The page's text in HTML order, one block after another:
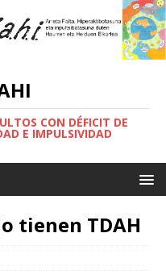
CON DÉFICIT DE
E IMPULSIVIDAD
tienen TDAH